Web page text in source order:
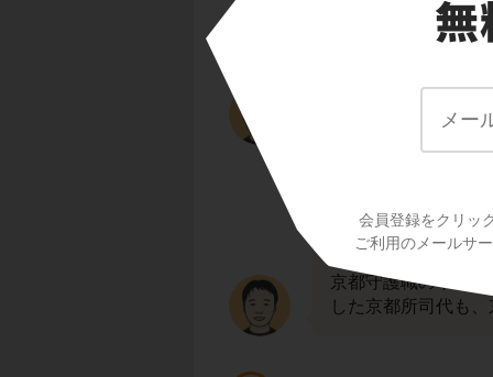
会員登録をクリッ
ご利用のメールサ
将軍後見職
で、政治をまとめ
政事総裁職 に
また、この頃の京
た。京都の治安を
京都守護職の下に
した京都所司代も